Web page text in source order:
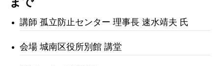
講師 孤立防止センター 理事長 速水靖夫 氏
会場 城南区役所別館 講堂